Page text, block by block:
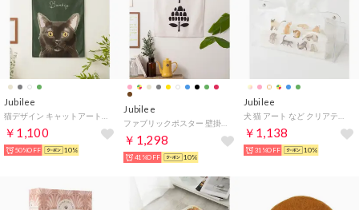
Jubilee
￥1,100
50%OFF 10%
Jubilee
￥1,298
41%OFF 10%
Jubilee
￥1,138
31%OFF 10%